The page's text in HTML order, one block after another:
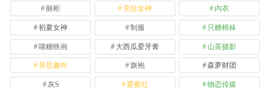
丽柜 克拉女神 内衣
初夏女神 制服 只糖棉袜
喵糖映画 大西瓜爱牙膏 山茶摄影
异思趣向 旗袍 森萝财团
灰S 爱蜜社 物恋传媒